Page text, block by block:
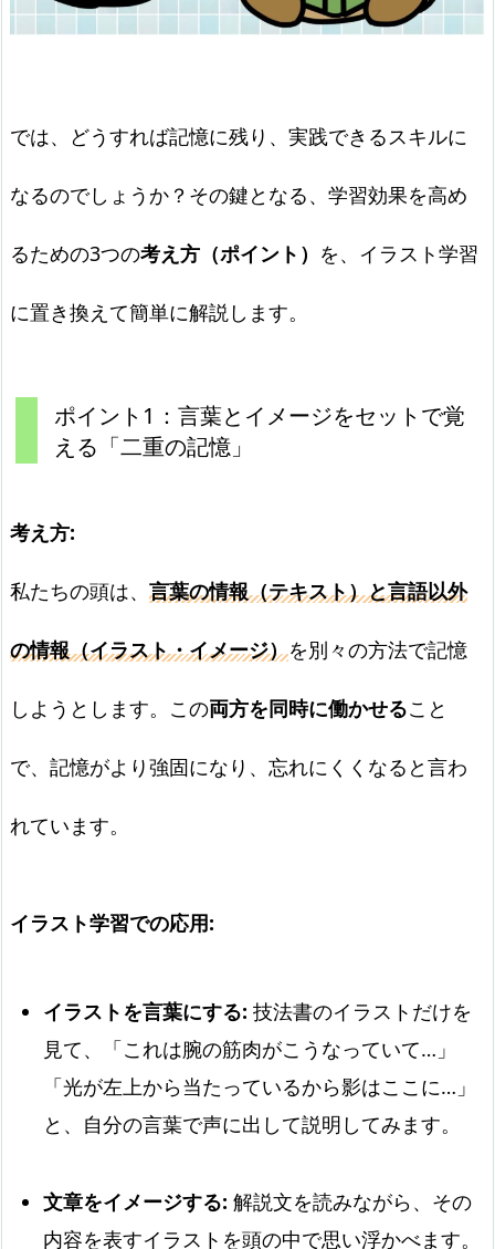
では、どうすれば記憶に残り、実践できるスキルに
なるのでしょうか？その鍵となる、学習効果を高め
るための3つの考え方（ポイント） を、イラスト学習
に置き換えて簡単に解説します。
ポイント1：言葉とイメージをセットで覚
える「二重の記憶」
考え方:
私たちの頭は、 言葉の情報（テキスト）と言語以外
の情報（イラスト・イメージ）を別々の方法で記憶
しようとします。この両方を同時に働かせること
で、記憶がより強固になり、忘れにくくなると言わ
れています。
イラスト学習での応用:
イラストを言葉にする: 技法書のイラストだけを
見て、「これは腕の筋肉がこうなっていて…」
「光が左上から当たっているから影はここに…」
と、自分の言葉で声に出して説明してみます。
文章をイメージする: 解説文を読みながら、その
内容を表すイラストを頭の中で思い浮かべます。